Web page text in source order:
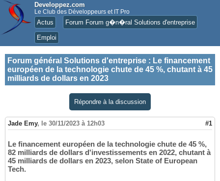
Developpez.com
Le Club des Développeurs et IT Pro
Actus Forum Forum g�n�ral Solutions d'entreprise
Emploi
Forum général Solutions d'entreprise : Le financement
européen de la technologie chute de 45 %, chutant à 45
milliards de dollars en 2023
Répondre à la discussion
Jade Emy, le 30/11/2023 à 12h03 #1
Le financement européen de la technologie chute de 45 %,
82 milliards de dollars d'investissements en 2022, chutant à
45 milliards de dollars en 2023, selon State of European
Tech.